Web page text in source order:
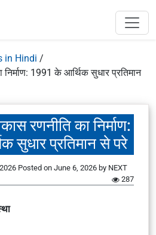
in Hindi /
निर्माण: 1991 के आर्थिक सुधार प्रतिमान
रणनीति का निर्माण:
सुधार प्रतिमान से परे
Posted on June 6, 2026 by NEXT
287